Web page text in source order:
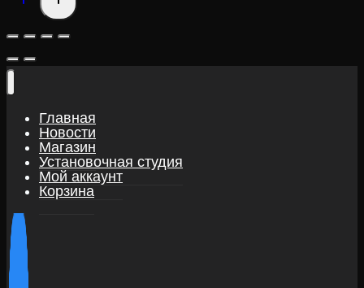
Главная
Новости
Магазин
Установочная студия
Мой аккаунт
Корзина